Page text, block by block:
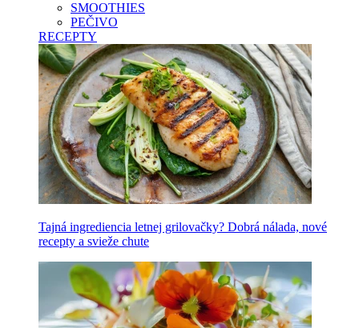
SMOOTHIES
PEČIVO
RECEPTY
Tajná ingrediencia letnej grilovačky? Dobrá nálada, nové
recepty a svieže chute